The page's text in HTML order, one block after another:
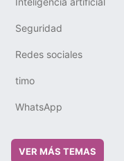
Seguridad
Redes sociales
timo
WhatsApp
VER MÁS TEMAS